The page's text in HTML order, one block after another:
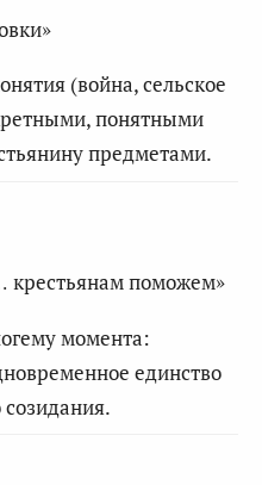
(война, сельское
понятными
предметами.
крестьянам поможем»
момента:
единство